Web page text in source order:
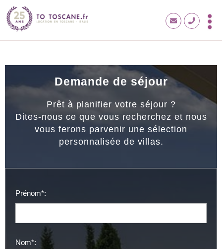
Demande de séjour
Prêt à planifier votre séjour ?
Dites-nous ce que vous recherchez et nous
vous ferons parvenir une sélection
personnalisée de villas.
Prénom*:
Nom*: